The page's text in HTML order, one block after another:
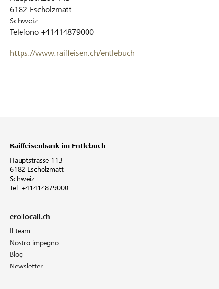
6182 Escholzmatt
Schweiz
Telefono +41414879000
https://www.raiffeisen.ch/entlebuch
Raiffeisenbank im Entlebuch
Hauptstrasse 113
6182 Escholzmatt
Schweiz
Tel. +41414879000
eroilocali.ch
Il team
Nostro impegno
Blog
Newsletter